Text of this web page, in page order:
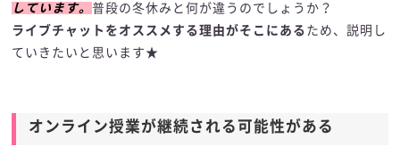
しています。普段の冬休みと何が違うのでしょうか？
ライブチャットをオススメする理由がそこにある ため、説明し
ていきたいと思います★
オンライン授業が継続される可能性がある